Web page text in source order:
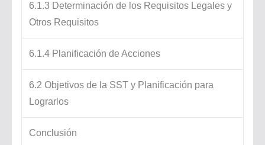
6.1.3 Determinación de los Requisitos Legales y
Otros Requisitos
6.1.4 Planificación de Acciones
6.2 Objetivos de la SST y Planificación para
Lograrlos
Conclusión